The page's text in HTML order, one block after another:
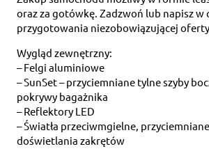
oraz za gotówkę. Zadzwoń lub napisz w
przygotowania niezobowiązującej
Wygląd zewnętrzny:
– Felgi aluminiowe
– SunSet – przyciemniane tylne szyby
pokrywy bagażnika
– Reflektory LED
– Światła przeciwmgielne,
doświetlania zakrętów